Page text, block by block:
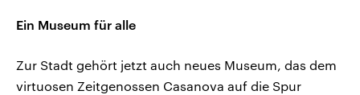
Ein Museum für alle
Zur Stadt gehört jetzt auch neues Museum, das dem
virtuosen Zeitgenossen Casanova auf die Spur